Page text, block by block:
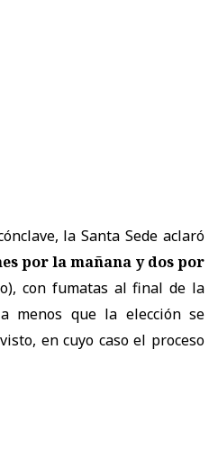
la Santa Sede aclaró
por la mañana y dos por
con fumatas al final de la
menos que la elección se
en cuyo caso el proceso